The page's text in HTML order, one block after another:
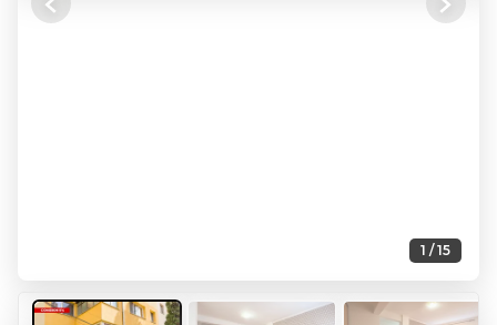
1 / 15
Previous Next